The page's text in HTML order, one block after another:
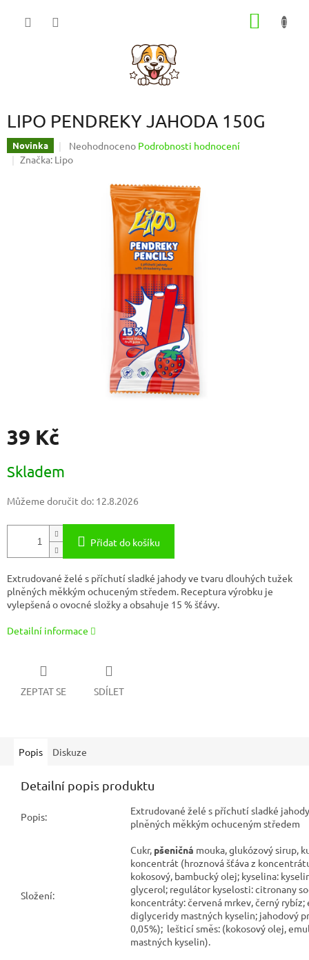
LIPO PENDREKY JAHODA 150G
Novinka
Průměrné
hodnocení
hvězdiček.
Neohodnoceno Podrobnosti hodnocení
Značka: Lipo
39 Kč
cena:
Skladem
Můžeme doručit do: 12.8.2026
Přidat do košíku
Extrudované želé s příchutí sladké jahody ve tvaru dlouhých tužek
plněných měkkým ochuceným středem. Receptura výrobku je
vylepšená o ovocné složky a obsahuje 15 % šťávy.
Detailní informace
ZEPTAT SE SDÍLET
Popis Diskuze
Detailní popis produktu
Popis:
Extrudované želé s příchutí sladké
plněných měkkým ochuceným středem
Složení:
Cukr, pšeničná mouka, glukózový sirup,
koncentrát (hroznová šťáva z
kokosový, bambucký olej; kyselina:
glycerol; regulátor kyselosti: citronany
koncentráty: červená mrkev, černý rybíz;
diglyceridy mastných kyselin; jahodový
0,05%); lešticí směs: (kokosový olej,
mastných kyselin).